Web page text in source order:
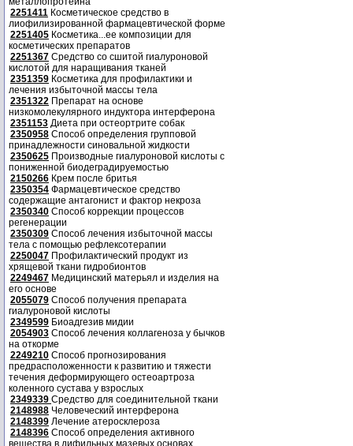
2251411 Косметическое средство в
лиофилизированной фармацевтической форме
2251405 Косметика...ее композиции для
косметических препаратов
2251367 Средство со сшитой гиалуроновой
кислотой для наращивания тканей
2351359 Косметика для профилактики и
лечения избыточной массы тела
2351322 Препарат на основе
низкомолекулярного индуктора интерферона
2351153 Диета при остеортрите собак
2350958 Способ определения групповой
принадлежности синовальной жидкости
2350625 Производные гиалуроновой кислоты с
пониженной биодеградируемостью
2150266 Крем после бритья
2350354 Фармацевтическое средство
содержащие антагонист и фактор некроза
2350340 Способ коррекции процессов
регенерации
2350309 Способ лечения избыточной массы
тела с помощью рефлексотерапии
2250047 Профилактический продукт из
хрящевой ткани гидробионтов
2249467 Медицинский матерьял и изделия на
его основе
2055079 Способ получения препарата
гиалуроновой кислоты
2349599 Биоадгезив мидии
2054903 Способ лечения коллагеноза у бычков
на откорме
2249210 Способ прогнозирования
предрасположенности к развитию и тяжести
течения деформирующего остеоартроза
коленного сустава у взрослых
2349339 Средство для соединительной ткани
2148988 Человеческий интерферона
2148399 Лечение атеросклероза
2148396 Способ определения активного
вещества в дифильных мазевых основах